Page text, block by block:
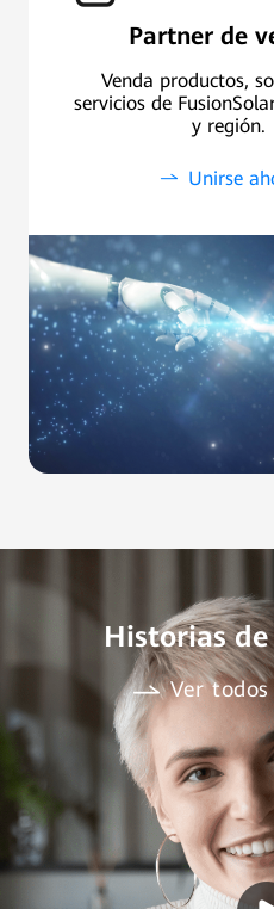
Partner de
Venda productos,
servicios de
y región.
Unirse
Historias
Ver